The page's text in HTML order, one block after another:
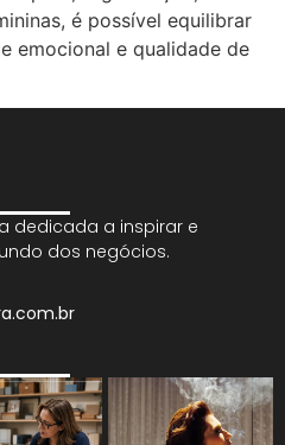
é possível equilibrar
emocional e qualidade de
dedicada a inspirar e
dos negócios.